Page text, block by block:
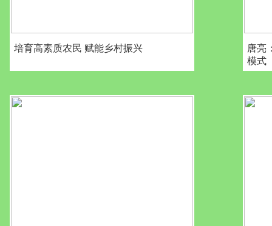
培育高素质农民 赋能乡村振兴
唐亮
模式